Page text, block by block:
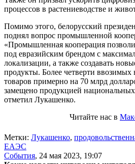
процессов в растениеводстве и
Помимо этого, белорусский
поднял вопрос промышленной
«Промышленная кооперация
под евразийским брендом с
локализации, а также создавать
продукты. Более четверти
товаров примерно на 70 млрд
замещено продукцией
отметил Лукашенко.
Читайте нас в
Метки: Лукашенко,
ЕАЭС
События, 24 мая 2023, 19:07